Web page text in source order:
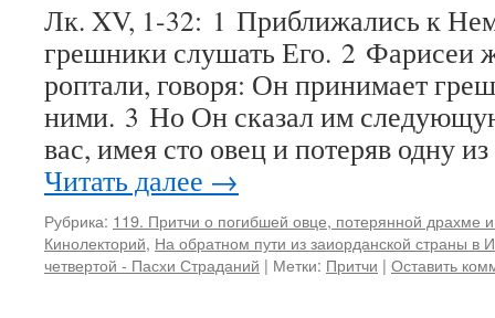
Лк. XV, 1-32: 1 Приближались к
грешники слушать Его. 2 Фарисеи
роптали, говоря: Он принимает
ними. 3 Но Он сказал им
вас, имея сто овец и потеряв одну
Читать далее →
Рубрика: 119. Притчи о погибшей овце, потерянной драхме
Кинолекторий, На обратном пути из заиорданской страны в
четвертой - Пасхи Страданий | Метки: Притчи | Оставить